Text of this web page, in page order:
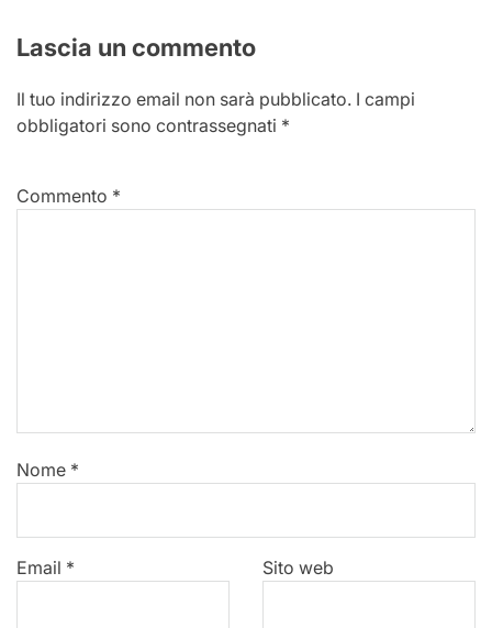
Lascia un commento
Il tuo indirizzo email non sarà pubblicato. I campi
obbligatori sono contrassegnati *
Commento *
Nome *
Email * Sito web